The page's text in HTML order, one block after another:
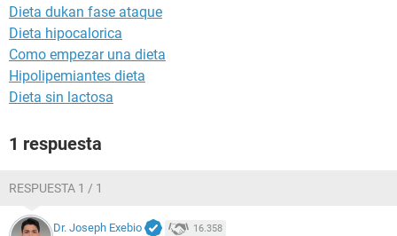
Dieta dukan fase ataque
Dieta hipocalorica
Como empezar una dieta
Hipolipemiantes dieta
Dieta sin lactosa
1 respuesta
RESPUESTA 1 / 1
Dr. Joseph Exebio 16.358